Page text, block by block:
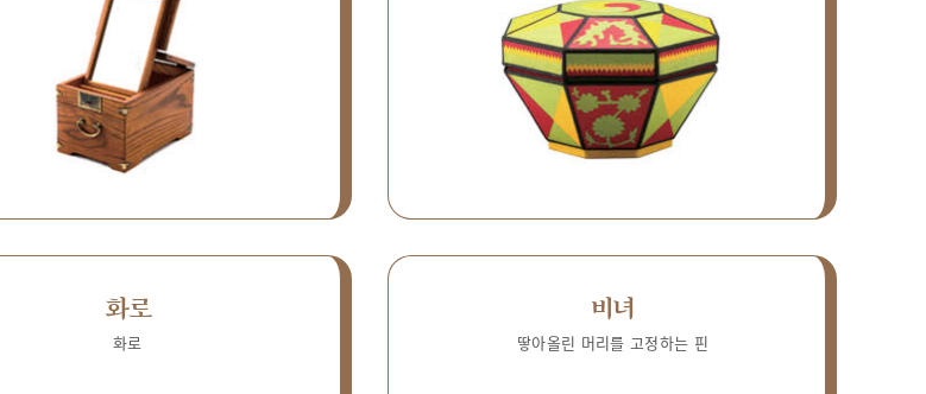
화로
화로
비녀
땋아올린 머리를 고정하는 핀